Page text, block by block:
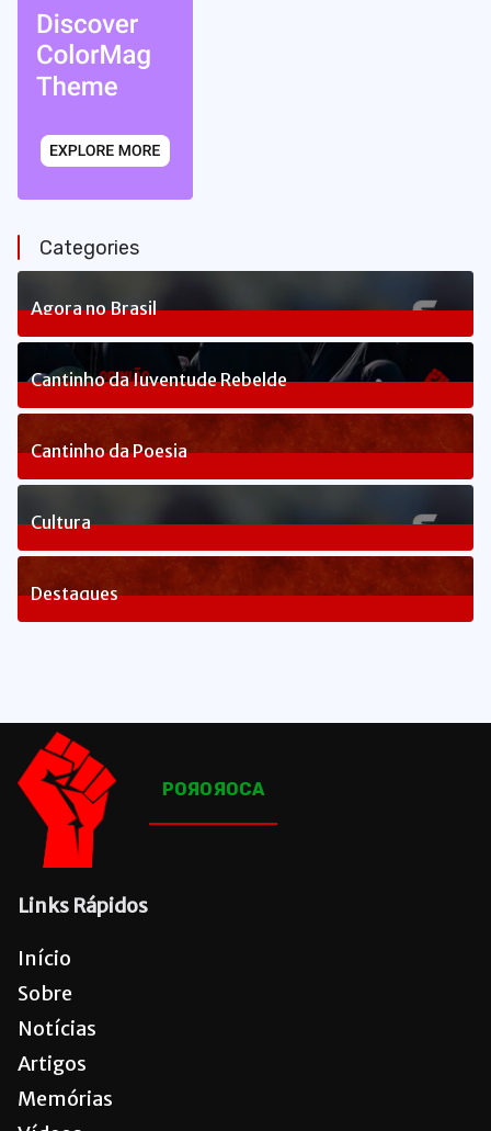
Categories
Agora no Brasil
240Posts
Cantinho da Juventude Rebelde
3Posts
Cantinho da Poesia
1Posts
Cultura
83Posts
Destaques
POЯOЯOCA
Links Rápidos
Início
Sobre
Notícias
Artigos
Memórias